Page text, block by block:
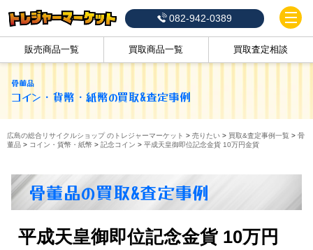
082-942-0389
販売商品一覧 買取商品一覧 買取査定相談
骨董品
コイン・貨幣・紙幣の買取&査定事例
広島の総合リサイクルショップ のトレジャーマーケット > 売りたい> 買取&査定事例一覧 > 骨
董品> コイン・貨幣・紙幣> 記念コイン > 平成天皇御即位記念金貨 10万円金貨
骨董品の買取&査定事例
平成天皇御即位記念金貨 10万円